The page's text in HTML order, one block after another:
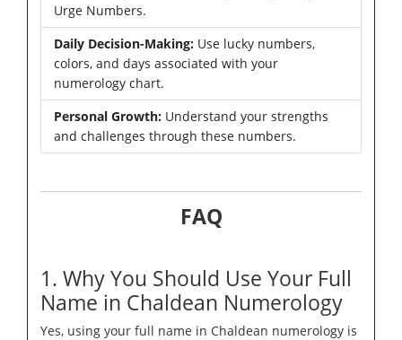
Urge Numbers.
Daily Decision-Making: Use lucky numbers,
colors, and days associated with your
numerology chart.
Personal Growth: Understand your strengths
and challenges through these numbers.
FAQ
1. Why You Should Use Your Full
Name in Chaldean Numerology
Yes, using your full name in Chaldean numerology is